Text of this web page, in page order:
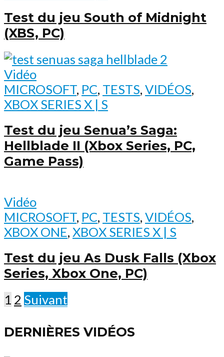
Test du jeu South of Midnight
(XBS, PC)
Vidéo
MICROSOFT, PC, TESTS, VIDÉOS,
XBOX SERIES X | S
Test du jeu Senua’s Saga:
Hellblade II (Xbox Series, PC,
Game Pass)
Vidéo
MICROSOFT, PC, TESTS, VIDÉOS,
XBOX ONE, XBOX SERIES X | S
Test du jeu As Dusk Falls (Xbox
Series, Xbox One, PC)
1 2 Suivant
DERNIÈRES VIDÉOS